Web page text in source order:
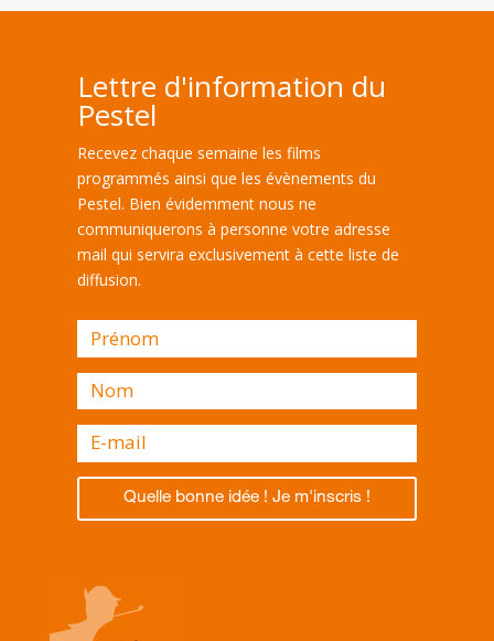
Lettre d'information du
Pestel
Recevez chaque semaine les films
programmés ainsi que les évènements du
Pestel. Bien évidemment nous ne
communiquerons à personne votre adresse
mail qui servira exclusivement à cette liste de
diffusion.
Quelle bonne idée ! Je m'inscris !